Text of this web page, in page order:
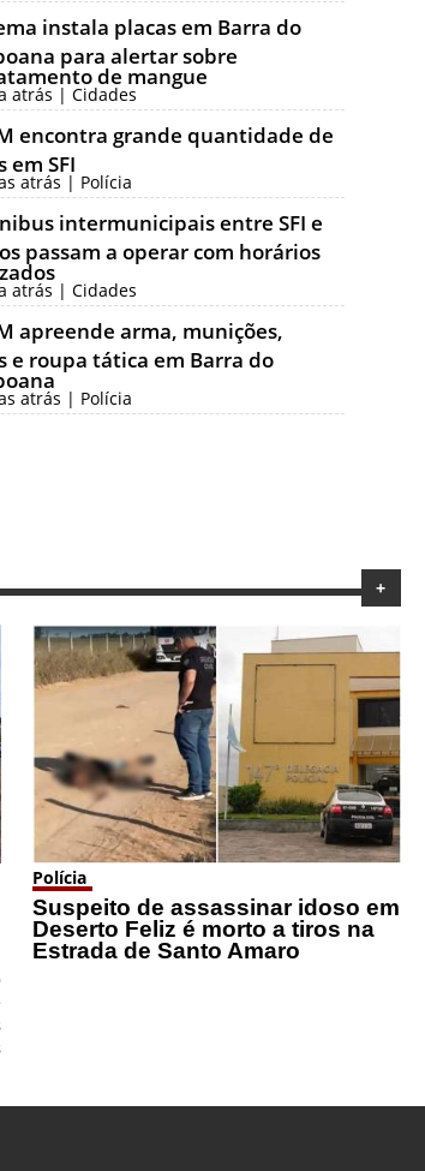
instala placas em Barra do
para alertar sobre
de mangue
atrás | Cidades
encontra grande quantidade de
em SFI
atrás | Polícia
intermunicipais entre SFI e
passam a operar com horários
atrás | Cidades
apreende arma, munições,
e roupa tática em Barra do
atrás | Polícia
+
Polícia
Suspeito de assassinar idoso em
Deserto Feliz é morto a tiros na
Estrada de Santo Amaro